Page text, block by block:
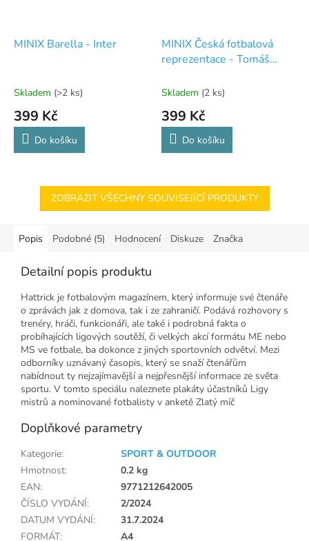
MINIX Barella - Inter
Skladem (>2 ks)
399 Kč
Do košíku
MINIX Česká fotbalová
reprezentace - Tomáš
Skladem (2 ks)
399 Kč
Do košíku
ZOBRAZIT VŠECHNY SOUVISEJÍCÍ PRODUKTY
Popis Podobné (5) Hodnocení Diskuze Značka
Detailní popis produktu
Hattrick je fotbalovým magazínem, který informuje své čtenáře
o zprávách jak z domova, tak i ze zahraničí. Podává rozhovory s
trenéry, hráči, funkcionáři, ale také i podrobná fakta o
probíhajících ligových soutěží, či velkých akcí formátu ME nebo
MS ve fotbale, ba dokonce z jiných sportovních odvětví. Mezi
odborníky uznávaný časopis, který se snaží čtenářům
nabídnout ty nejzajímavější a nejpřesnější informace ze světa
sportu. V tomto speciálu naleznete plakáty účastníků Ligy
mistrů a nominované fotbalisty v anketě Zlatý míč
Doplňkové parametry
Kategorie:
SPORT & OUTDOOR
Hmotnost:
0.2 kg
EAN:
9771212642005
ČÍSLO VYDÁNÍ:
2/2024
DATUM VYDÁNÍ:
31.7.2024
FORMÁT:
A4